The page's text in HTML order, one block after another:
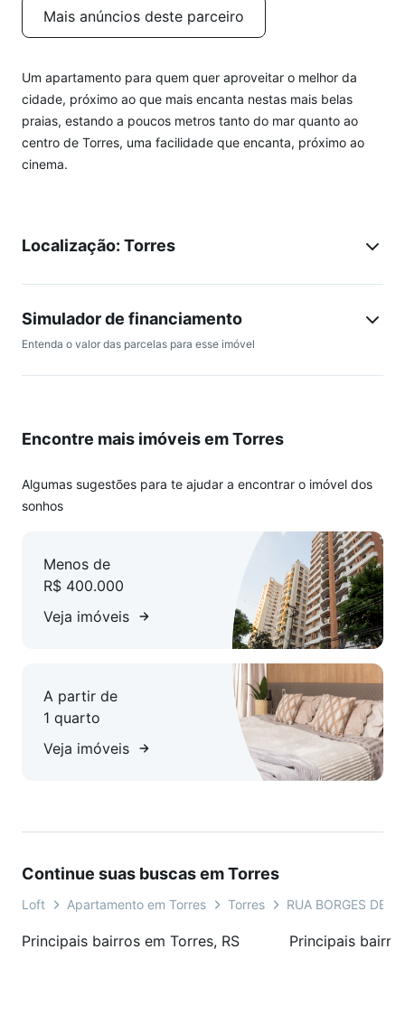
Mais anúncios deste parceiro
Um apartamento para quem quer aproveitar o melhor da
cidade, próximo ao que mais encanta nestas mais belas
praias, estando a poucos metros tanto do mar quanto ao
centro de Torres, uma facilidade que encanta, próximo ao
cinema.
Localização: Torres
Simulador de financiamento
Entenda o valor das parcelas para esse imóvel
Encontre mais imóveis em Torres
Algumas sugestões para te ajudar a encontrar o imóvel dos
sonhos
Menos de
R$ 400.000
Veja imóveis
A partir de
1 quarto
Veja imóveis
Continue suas buscas em Torres
Loft Apartamento em Torres Torres RUA BORGES DE
Principais bairros em Torres, RS Principais